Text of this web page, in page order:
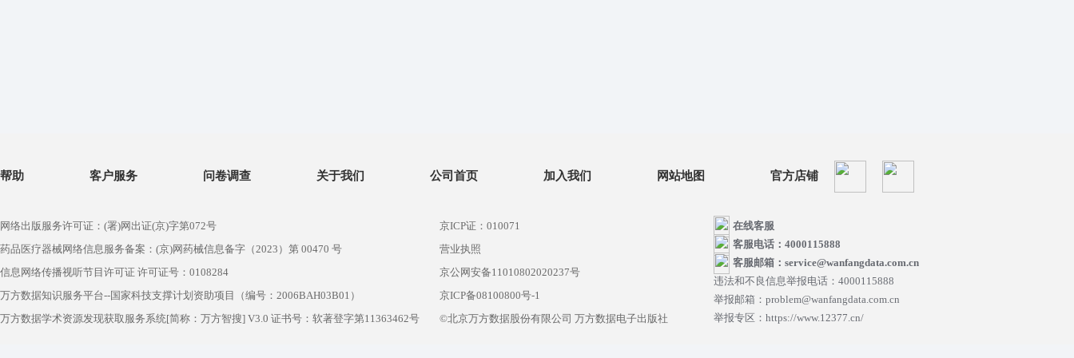
帮助 客户服务 问卷调查 关于我们 公司首页 加入我们 网站地图 官方店铺
网络出版服务许可证：(署)网出证(京)字第072号
药品医疗器械网络信息服务备案：(京)网药械信息备字（2023）第 00470 号
信息网络传播视听节目许可证 许可证号：0108284
万方数据知识服务平台--国家科技支撑计划资助项目（编号：2006BAH03B01）
万方数据学术资源发现获取服务系统[简称：万方智搜] V3.0 证书号：软著登字第11363462号
京ICP证：010071
营业执照
京公网安备11010802020237号
京ICP备08100800号-1
©北京万方数据股份有限公司 万方数据电子出版社
在线客服
客服电话：4000115888
客服邮箱：service@wanfangdata.com.cn
违法和不良信息举报电话：4000115888
举报邮箱：problem@wanfangdata.com.cn
举报专区：https://www.12377.cn/